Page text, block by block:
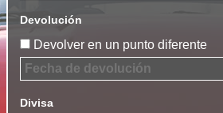
Devolución
Devolver en un punto diferente
Divisa